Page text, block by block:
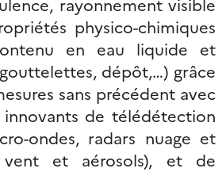
physico-chimiques
en eau liquide et
dépôt,…) grâce
sans précédent avec
de télédétection
ondes, radars nuage et
et aérosols), et de